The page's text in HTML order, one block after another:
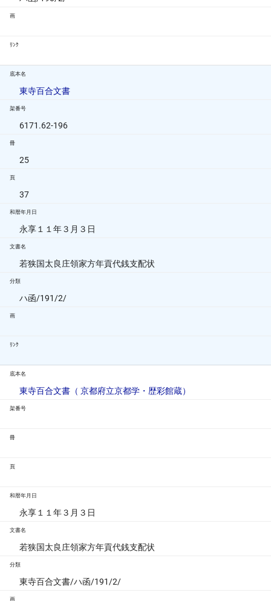
画
ﾘﾝｸ
底本名
東寺百合文書
架番号
6171.62-196
冊
25
頁
37
和暦年月日
永享１１年３月３日
文書名
若狭国太良庄領家方年貢代銭支配状
分類
ハ函/191/2/
画
ﾘﾝｸ
底本名
東寺百合文書（ 京都府立京都学・歴彩館蔵）
架番号
冊
頁
和暦年月日
永享１１年３月３日
文書名
若狭国太良庄領家方年貢代銭支配状
分類
東寺百合文書/ハ函/191/2/
画